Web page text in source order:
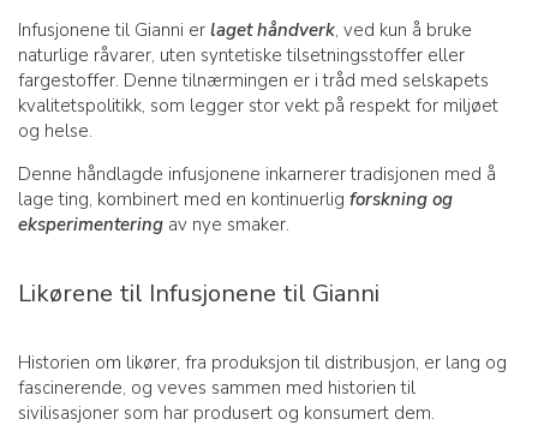
Infusjonene til Gianni er laget håndverk, ved kun å bruke
naturlige råvarer, uten syntetiske tilsetningsstoffer eller
fargestoffer. Denne tilnærmingen er i tråd med selskapets
kvalitetspolitikk, som legger stor vekt på respekt for miljøet
og helse.
Denne håndlagde infusjonene inkarnerer tradisjonen med å
lage ting, kombinert med en kontinuerlig forskning og
eksperimentering av nye smaker.
Likørene til Infusjonene til Gianni
Historien om likører, fra produksjon til distribusjon, er lang og
fascinerende, og veves sammen med historien til
sivilisasjoner som har produsert og konsumert dem.